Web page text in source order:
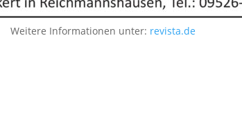
Weitere Informationen unter: revista.de